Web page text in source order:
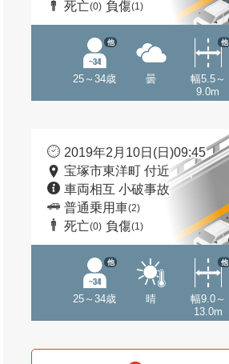
死亡(0) 負傷(1)
25～34歳
他
曇
幅5.5～
9.0m
他
2019年2月10日(日)09:45
宝塚市東洋町 付近
車両相互 小破事故
普通乗用車(2)
死亡(0) 負傷(1)
25～34歳
他
晴
幅9.0～
13.0m
他